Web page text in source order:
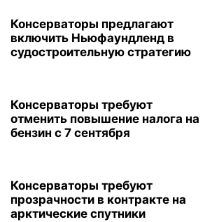
Консерваторы предлагают
включить Ньюфаундленд в
судостроительную стратегию
Консерваторы требуют
отменить повышение налога на
бензин с 7 сентября
Консерваторы требуют
прозрачности в контракте на
арктические спутники